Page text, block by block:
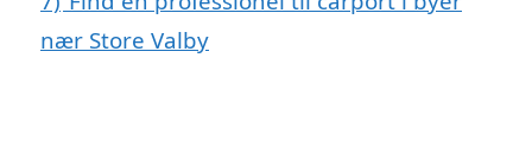
nær Store Valby